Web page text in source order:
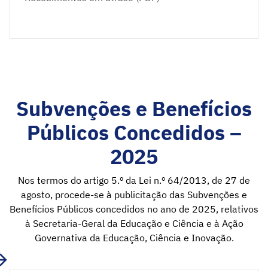
Subvenções e Benefícios
Públicos Concedidos –
2025
Nos termos do artigo 5.º da Lei n.º 64/2013, de 27 de
agosto, procede-se à publicitação das Subvenções e
Benefícios Públicos concedidos no ano de 2025, relativos
à Secretaria-Geral da Educação e Ciência e à Ação
Governativa da Educação, Ciência e Inovação.